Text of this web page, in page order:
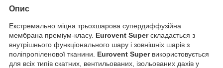
Опис
Екстремально міцна трьохшарова супердиффузійна
мембрана преміум-класу. Eurovent Superскладається з
внутрішнього функціонального шару і зовнішніх шарів з
поліпропіленової тканини. Eurovent Superвикористовується
для всіх типів скатних, вентильованих, ізольованих дахів у